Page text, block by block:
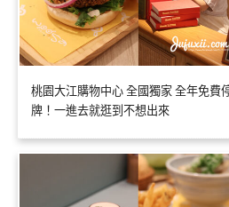
桃園大江購物中心 全國獨家 全年免費
牌！一進去就逛到不想出來